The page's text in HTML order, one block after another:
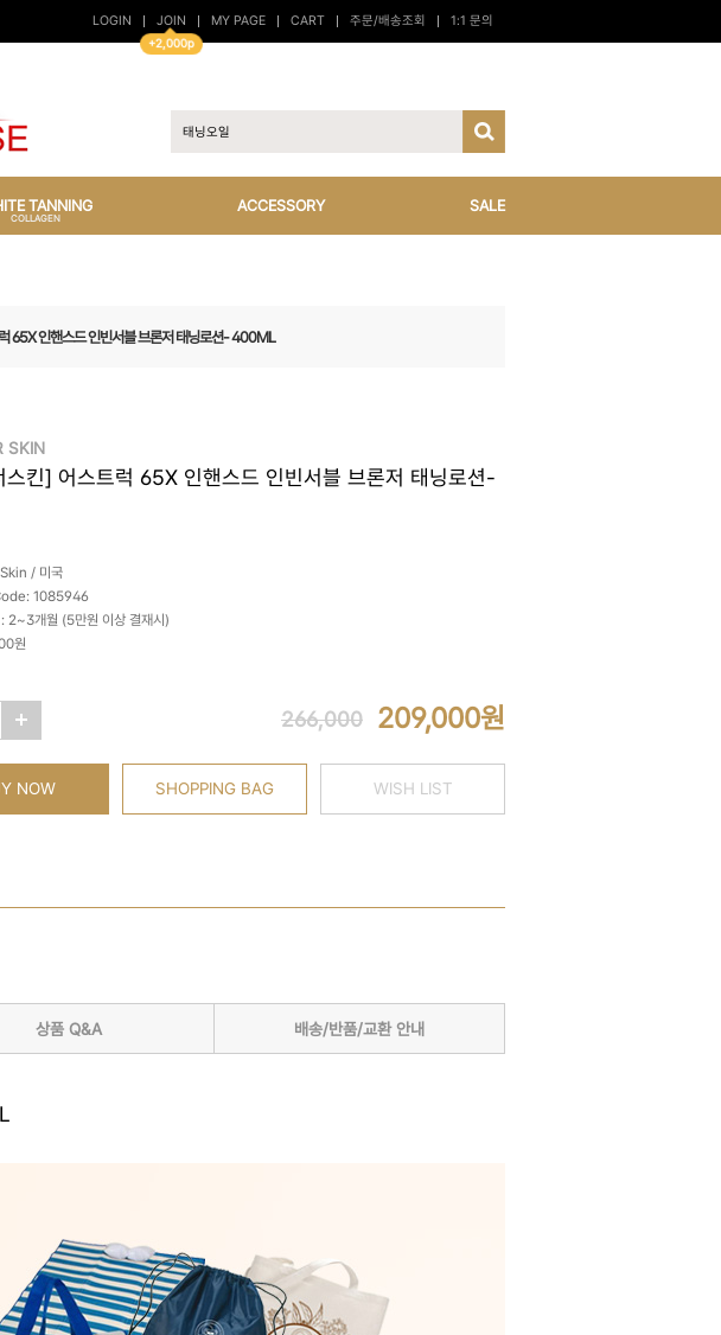
LOGIN JOIN
+2,000p
MY PAGE CART 주문/배송조회 1:1 문의
TANNING
COLLAGEN
ACCESSORY SALE
65X 인핸스드 인빈서블 브론저 태닝로션- 400ML
SKIN
스킨] 어스트럭 65X 인핸스드 인빈서블 브론저 태닝로션-
/ 미국
1085946
2~3개월 (5만원 이상 결재시)
원
209,000원
266,000
NOW SHOPPING BAG WISH LIST
상품 Q&A 배송/반품/교환 안내